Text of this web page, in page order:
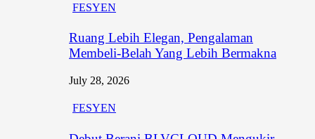
FESYEN
Ruang Lebih Elegan, Pengalaman
Membeli-Belah Yang Lebih Bermakna
July 28, 2026
FESYEN